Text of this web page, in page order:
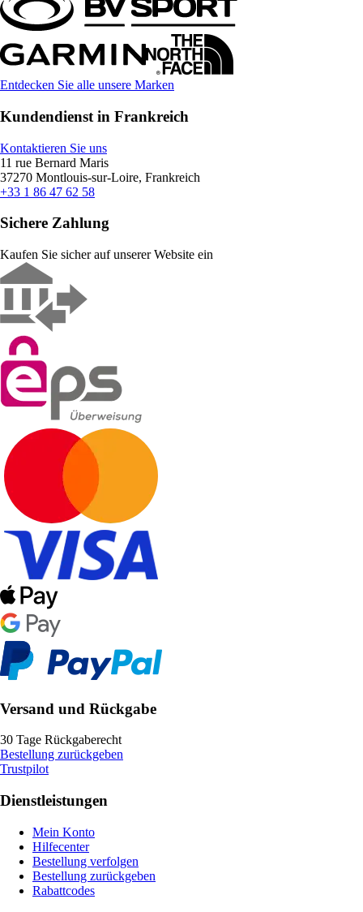
Entdecken Sie alle unsere Marken
Kundendienst in Frankreich
Kontaktieren Sie uns
11 rue Bernard Maris
37270 Montlouis-sur-Loire, Frankreich
+33 1 86 47 62 58
Sichere Zahlung
Kaufen Sie sicher auf unserer Website ein
Versand und Rückgabe
30 Tage Rückgaberecht
Bestellung zurückgeben
Trustpilot
Dienstleistungen
Mein Konto
Hilfecenter
Bestellung verfolgen
Bestellung zurückgeben
Rabattcodes